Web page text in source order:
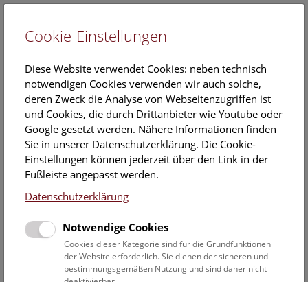
EN
Veranstaltungskalender
Informationen zu Gruppen,- Kindergarten- und
Schulprogrammen finden Siehier
Datumsfilter
27.9.2022
Cookie-Einstellungen
Diese Website verwendet Cookies: neben technisch
notwendigen Cookies verwenden wir auch solche,
deren Zweck die Analyse von Webseitenzugriffen ist
und Cookies, die durch Drittanbieter wie Youtube oder
Google gesetzt werden. Nähere Informationen finden
Sie in unserer Datenschutzerklärung. Die Cookie-
Einstellungen können jederzeit über den Link in der
Fußleiste angepasst werden.
Datenschutzerklärung
Notwendige Cookies
Cookies dieser Kategorie sind für die Grundfunktionen
der Website erforderlich. Sie dienen der sicheren und
bestimmungsgemäßen Nutzung und sind daher nicht